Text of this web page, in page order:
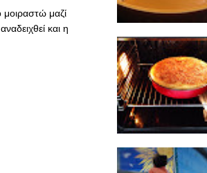
μοιραστώ μαζί
και η